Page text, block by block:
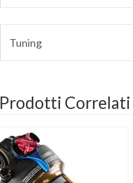
Tuning
Prodotti Correlati